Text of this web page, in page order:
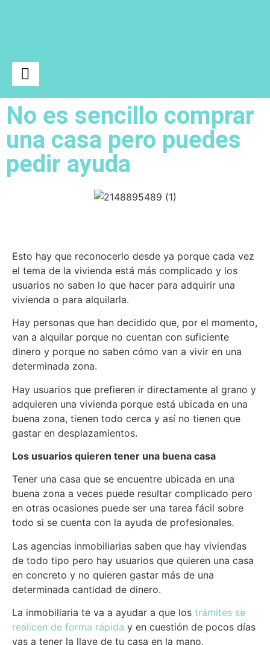
No es sencillo comprar
una casa pero puedes
pedir ayuda
Esto hay que reconocerlo desde ya porque cada vez
el tema de la vivienda está más complicado y los
usuarios no saben lo que hacer para adquirir una
vivienda o para alquilarla.
Hay personas que han decidido que, por el momento,
van a alquilar porque no cuentan con suficiente
dinero y porque no saben cómo van a vivir en una
determinada zona.
Hay usuarios que prefieren ir directamente al grano y
adquieren una vivienda porque está ubicada en una
buena zona, tienen todo cerca y así no tienen que
gastar en desplazamientos.
Los usuarios quieren tener una buena casa
Tener una casa que se encuentre ubicada en una
buena zona a veces puede resultar complicado pero
en otras ocasiones puede ser una tarea fácil sobre
todo si se cuenta con la ayuda de profesionales.
Las agencias inmobiliarias saben que hay viviendas
de todo tipo pero hay usuarios que quieren una casa
en concreto y no quieren gastar más de una
determinada cantidad de dinero.
La inmobiliaria te va a ayudar a que los trámites se
realicen de forma rápida y en cuestión de pocos días
vas a tener la llave de tu casa en la mano.